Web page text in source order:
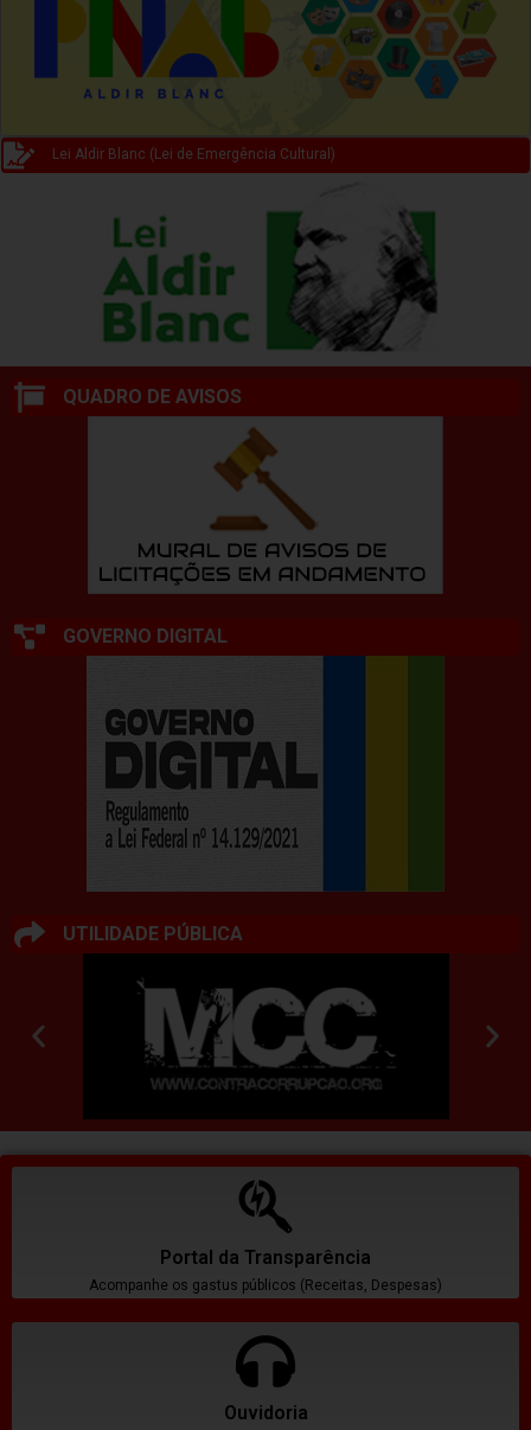
Lei Aldir Blanc (Lei de Emergência Cultural)
QUADRO DE AVISOS
GOVERNO DIGITAL
UTILIDADE PÚBLICA
Portal da Transparência
Acompanhe os gastus públicos (Receitas, Despesas)
Ouvidoria